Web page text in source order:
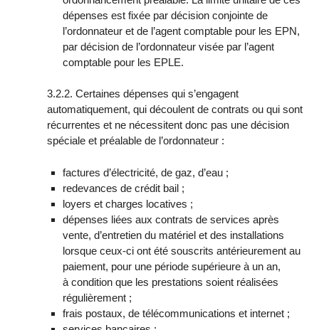
dépenses est fixée par décision conjointe de
l’ordonnateur et de l’agent comptable pour les EPN,
par décision de l’ordonnateur visée par l’agent
comptable pour les EPLE.
3.2.2. Certaines dépenses qui s’engagent
automatiquement, qui découlent de contrats ou qui sont
récurrentes et ne nécessitent donc pas une décision
spéciale et préalable de l’ordonnateur :
factures d’électricité, de gaz, d’eau ;
redevances de crédit bail ;
loyers et charges locatives ;
dépenses liées aux contrats de services après
vente, d’entretien du matériel et des installations
lorsque ceux-ci ont été souscrits antérieurement au
paiement, pour une période supérieure à un an,
à condition que les prestations soient réalisées
régulièrement ;
frais postaux, de télécommunications et internet ;